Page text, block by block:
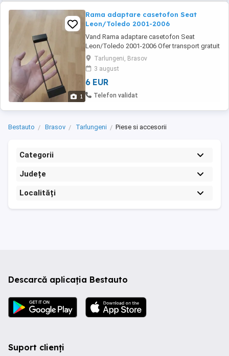
1
Rama adaptare casetofon Seat
Leon/Toledo 2001-2006
Vand Rama adaptare casetofon Seat
Leon/Toledo 2001-2006 Ofer transport gratuit
prin Fan Courier (cu verificare colet) aproape
in toata tara Detalii la telefon
Tarlungeni, Brasov
3 august
6 EUR
Telefon validat
Bestauto Brasov Tarlungeni Piese si accesorii
Categorii
Județe
Localități
Descarcă aplicația Bestauto
Suport clienți